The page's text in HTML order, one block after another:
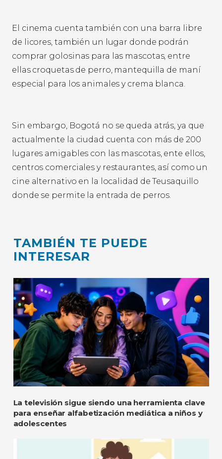
El cinema cuenta también con una barra libre
de licores, también un lugar donde podrán
comprar golosinas para las mascotas, entre
ellas croquetas de perro, mantequilla de maní
especial para los animales y crema blanca.
Sin embargo, Bogotá no se queda atrás, ya que
actualmente la ciudad cuenta con más de 200
lugares amigables con las mascotas, ente ellos,
centros comerciales y restaurantes, así como un
cine alternativo en la localidad de Teusaquillo
donde se permite la entrada de perros.
TAMBIÉN TE PUEDE
INTERESAR
La televisión sigue siendo una herramienta clave
para enseñar alfabetización mediática a niños y
adolescentes